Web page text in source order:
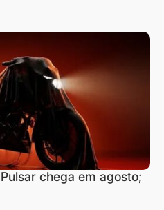
chega em agosto;